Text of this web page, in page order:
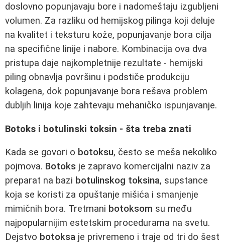
doslovno popunjavaju bore i nadomeštaju izgubljeni
volumen. Za razliku od hemijskog pilinga koji deluje
na kvalitet i teksturu kože, popunjavanje bora cilja
na specifične linije i nabore. Kombinacija ova dva
pristupa daje najkompletnije rezultate - hemijski
piling obnavlja površinu i podstiče produkciju
kolagena, dok popunjavanje bora rešava problem
dubljih linija koje zahtevaju mehaničko ispunjavanje.
Botoks i botulinski toksin - šta treba znati
Kada se govori o botoksu, često se meša nekoliko
pojmova. Botoks je zapravo komercijalni naziv za
preparat na bazi botulinskog toksina, supstance
koja se koristi za opuštanje mišića i smanjenje
mimičnih bora. Tretmani botoksom su među
najpopularnijim estetskim procedurama na svetu.
Dejstvo botoksa je privremeno i traje od tri do šest